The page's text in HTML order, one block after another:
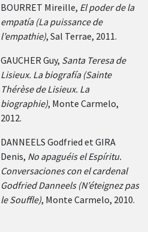
BOURRET Mireille, El poder de la
empatía (La puissance de
l’empathie), Sal Terrae, 2011.
GAUCHER Guy, Santa Teresa de
Lisieux. La biografía (Sainte
Thérèse de Lisieux. La
biographie), Monte Carmelo,
2012.
DANNEELS Godfried et GIRA
Denis, No apaguéis el Espíritu.
Conversaciones con el cardenal
Godfried Danneels (N’éteignez pas
le Souffle), Monte Carmelo, 2010.